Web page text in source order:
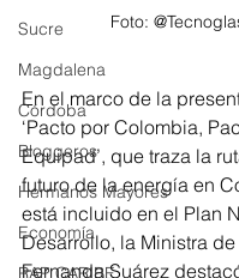
Sucre
Magdalena
Córdoba
Bloggeros
Hermanos Mayores
Economía
RAP CARIBE
Foto:
En el marco de la
‘Pacto por Colombia,
Equipad’, que traza la
futuro de la energía en
está incluido en el Plan
Desarrollo, la Ministra
Fernanda Suárez